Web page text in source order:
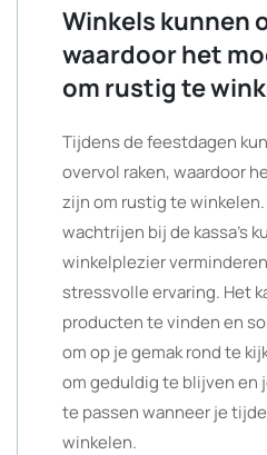
Winkels kunnen
waardoor het
om rustig te
Tijdens de feestdagen
overvol raken, waardoor
zijn om rustig te
wachtrijen bij de kassa’s
winkelplezier
stressvolle ervaring. Het
producten te vinden en
om op je gemak rond te
om geduldig te blijven en
te passen wanneer je
winkelen.